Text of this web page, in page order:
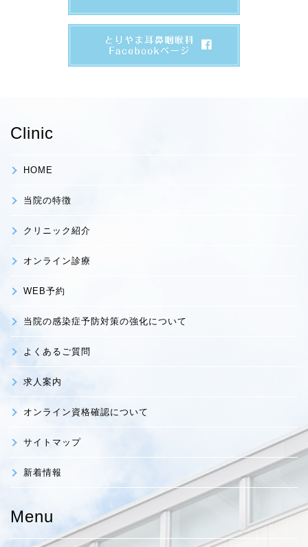
Clinic
HOME
当院の特徴
クリニック紹介
オンライン診療
WEB予約
当院の感染症予防対策の強化について
よくあるご質問
求人案内
オンライン資格確認について
サイトマップ
新着情報
Menu